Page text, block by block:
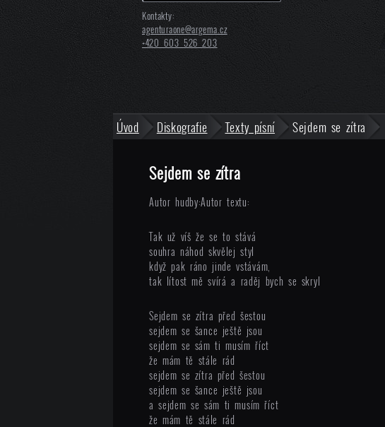
Kontakty:
agenturaone@argema.cz
+420 603 526 203
Úvod Diskografie Texty písní Sejdem se zítra
Sejdem se zítra
Autor hudby:Autor textu:
Tak už víš že se to stává
souhra náhod skvělej styl
když pak ráno jinde vstávám,
tak lítost mě svírá a raděj bych se skryl
Sejdem se zítra před šestou
sejdem se šance ještě jsou
sejdem se sám ti musím říct
že mám tě stále rád
sejdem se zítra před šestou
sejdem se šance ještě jsou
a sejdem se sám ti musím říct
že mám tě stále rád